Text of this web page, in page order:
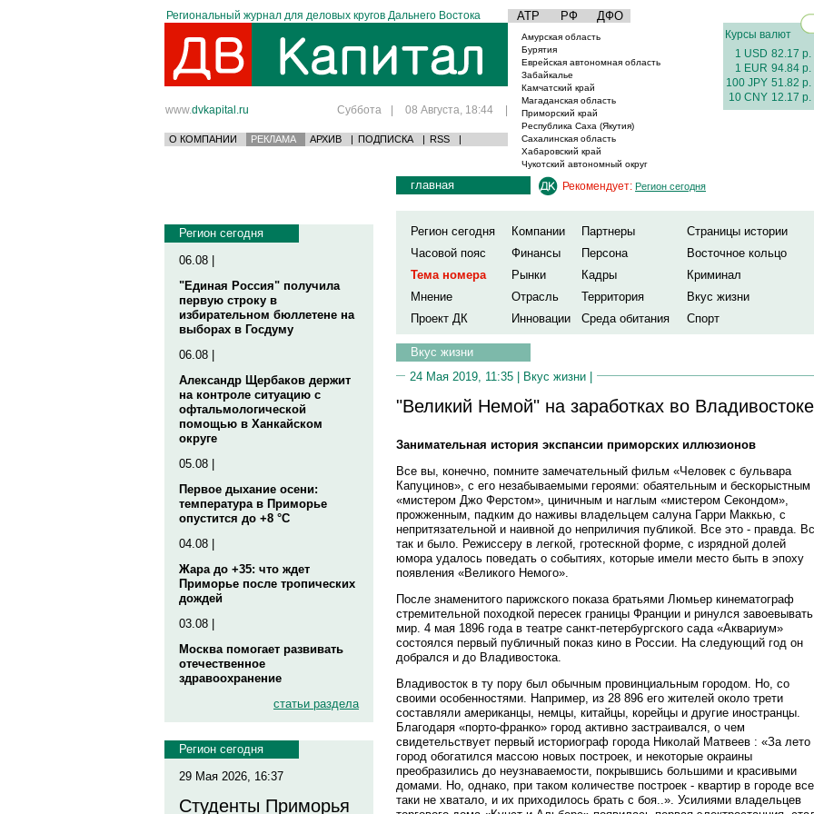
Региональный журнал для деловых кругов Дальнего Востока АТР РФ ДФО
www.dvkapital.ru Суббота | 08 Августа, 18:44 |
О КОМПАНИИ РЕКЛАМА АРХИВ | ПОДПИСКА | RSS |
Амурская область
Бурятия
Еврейская автономная область
Забайкалье
Камчатский край
Магаданская область
Приморский край
Республика Саха (Якутия)
Сахалинская область
Хабаровский край
Чукотский автономный округ
Курсы валют
1 USD 82.17 р.
1 EUR 94.84 р.
100 JPY 51.82 р.
10 CNY 12.17 р.
Регион сегодня
06.08 |
"Единая Россия" получила
первую строку в
избирательном бюллетене на
выборах в Госдуму
06.08 |
Александр Щербаков держит
на контроле ситуацию с
офтальмологической
помощью в Ханкайском
округе
05.08 |
Первое дыхание осени:
температура в Приморье
опустится до +8 °C
04.08 |
Жара до +35: что ждет
Приморье после тропических
дождей
03.08 |
Москва помогает развивать
отечественное
здравоохранение
статьи раздела
Регион сегодня
29 Мая 2026, 16:37
Студенты Приморья
главная Рекомендует: Регион сегодня
Регион сегодня Компании Партнеры
Страницы истории
Часовой пояс
Финансы Персона
Восточное кольцо
Тема номера
Рынки Кадры
Криминал
Мнение
Отрасль Территория
Вкус жизни
Проект ДК
Инновации Среда обитания Спорт
Вкус жизни
24 Мая 2019, 11:35 | Вкус жизни |
"Великий Немой" на заработках во Владивостоке
Занимательная история экспансии приморских иллюзионов
Все вы, конечно, помните замечательный фильм «Человек с бульвара
Капуцинов», с его незабываемыми героями: обаятельным и бескорыстным
«мистером Джо Ферстом», циничным и наглым «мистером Секондом»,
прожженным, падким до наживы владельцем салуна Гарри Маккью, с
непритязательной и наивной до неприличия публикой. Все это - правда.
так и было. Режиссеру в легкой, гротескной форме, с изрядной долей
юмора удалось поведать о событиях, которые имели место быть в эпоху
появления «Великого Немого».
После знаменитого парижского показа братьями Люмьер кинематограф
стремительной походкой пересек границы Франции и ринулся завоевывать
мир. 4 мая 1896 года в театре санкт-петербургского сада «Аквариум»
состоялся первый публичный показ кино в России. На следующий год он
добрался и до Владивостока.
Владивосток в ту пору был обычным провинциальным городом. Но, со
своими особенностями. Например, из 28 896 его жителей около трети
составляли американцы, немцы, китайцы, корейцы и другие иностранцы.
Благодаря «порто-франко» город активно застраивался, о чем
свидетельствует первый историограф города Николай Матвеев : «За лето
город обогатился массою новых построек, и некоторые окраины
преобразились до неузнаваемости, покрывшись большими и красивыми
домами. Но, однако, при таком количестве построек - квартир в городе
таки не хватало, и их приходилось брать с боя..». Усилиями владельцев